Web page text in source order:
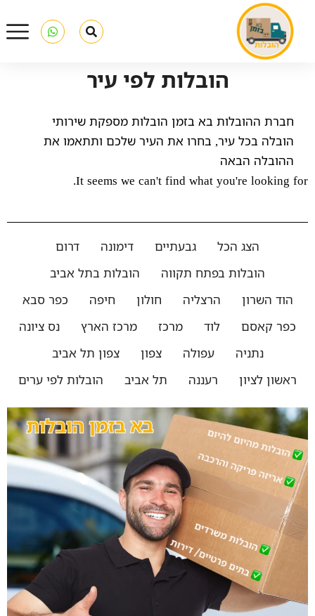
הובלות לפי עיר
חברת ההובלות בא בזמן הובלות מספקת שירותי
הובלה בכל עיר, בחרו את העיר שלכם ותתאמו את
ההובלה הבאה
It seems we can't find what you're looking for.
הצג הכל גבעתיים דימונה
דרום
הובלות בפתח תקווה
הובלות בתל אביב
הוד השרון
הרצליה חולון חיפה
כפר סבא
כפר קאסם
לוד מרכז מרכז הארץ
נס ציונה
נתניה
עפולה צפון
צפון תל אביב
ראשון לציון
רעננה תל אביב הובלות לפי ערים